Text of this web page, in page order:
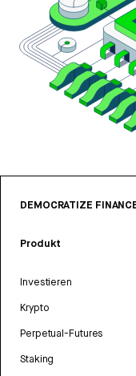
DEMOCRATIZE
Produkt
Investieren
Krypto
Perpetual-Futures
Staking